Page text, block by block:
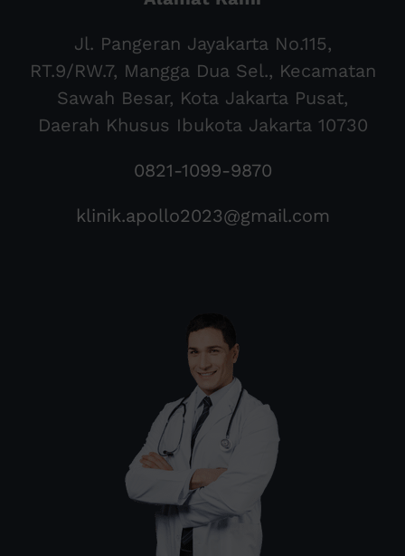
Jl. Pangeran Jayakarta No.115,
RT.9/RW.7, Mangga Dua Sel., Kecamatan
Sawah Besar, Kota Jakarta Pusat,
Daerah Khusus Ibukota Jakarta 10730
0821-1099-9870
klinik.apollo2023@gmail.com